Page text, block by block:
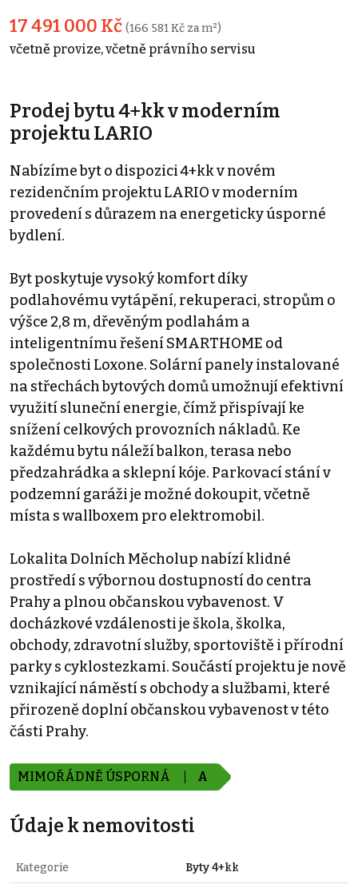
17 491 000 Kč (166 581 Kč za m²)
včetně provize, včetně právního servisu
Prodej bytu 4+kk v moderním
projektu LARIO
Nabízíme byt o dispozici 4+kk v novém
rezidenčním projektu LARIO v moderním
provedení s důrazem na energeticky úsporné
bydlení.
Byt poskytuje vysoký komfort díky
podlahovému vytápění, rekuperaci, stropům o
výšce 2,8 m, dřevěným podlahám a
inteligentnímu řešení SMARTHOME od
společnosti Loxone. Solární panely instalované
na střechách bytových domů umožnují efektivní
využití sluneční energie, čímž přispívají ke
snížení celkových provozních nákladů. Ke
každému bytu náleží balkon, terasa nebo
předzahrádka a sklepní kóje. Parkovací stání v
podzemní garáži je možné dokoupit, včetně
místa s wallboxem pro elektromobil.
Lokalita Dolních Měcholup nabízí klidné
prostředí s výbornou dostupností do centra
Prahy a plnou občanskou vybavenost. V
docházkové vzdálenosti je škola, školka,
obchody, zdravotní služby, sportoviště i přírodní
parky s cyklostezkami. Součástí projektu je nově
vznikající náměstí s obchody a službami, které
přirozeně doplní občanskou vybavenost v této
části Prahy.
MIMOŘÁDNĚ ÚSPORNÁ A
Údaje k nemovitosti
Kategorie Byty 4+kk